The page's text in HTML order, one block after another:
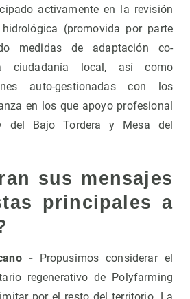
activamente en la revisión
(promovida por parte
medidas de adaptación co-
ciudadanía local, así como
auto-gestionadas con los
en los que apoyo profesional
del Bajo Tordera y Mesa del
sus mensajes
principales a
- Propusimos considerar el
regenerativo de Polyfarming